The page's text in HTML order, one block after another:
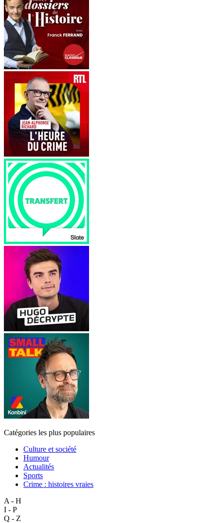
Catégories les plus populaires
Culture et société
Humour
Actualités
Sports
Crime : histoires vraies
A - H
I - P
Q - Z